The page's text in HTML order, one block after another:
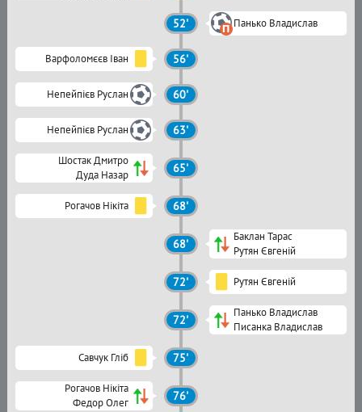
52' Панько Владислав
Варфоломєєв Іван 56'
Непейпієв Руслан 60'
Непейпієв Руслан 63'
Шостак Дмитро
Дуда Назар
65'
Рогачов Нікіта 68'
68'
Баклан Тарас
Рутян Євгеній
72' Рутян Євгеній
72'
Панько Владислав
Писанка Владислав
Савчук Гліб 75'
Рогачов Нікіта
Федор Олег
76'